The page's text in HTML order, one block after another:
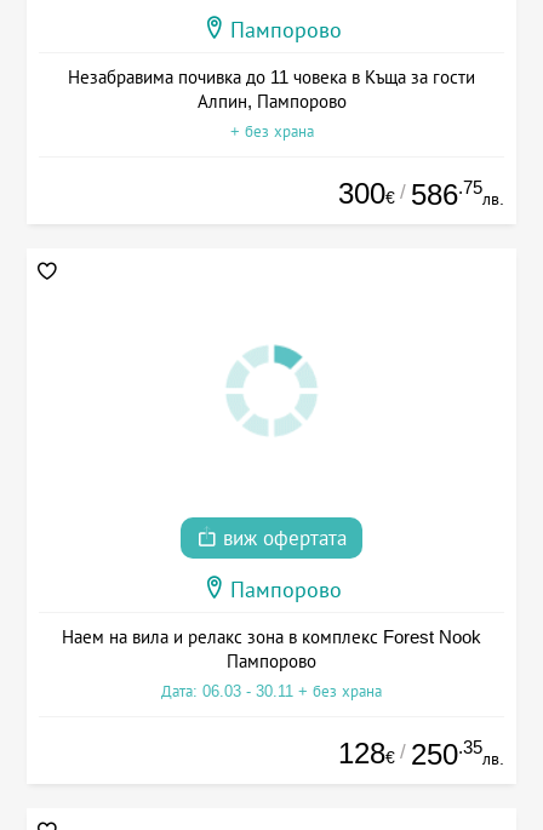
Пампорово
Незабравима почивка до 11 човека в Къща за гости
Алпин, Пампорово
+ без храна
300€ / 586.75
лв.
виж офертата
Пампорово
Наем на вила и релакс зона в комплекс Forest Nook
Пампорово
Дата: 06.03 - 30.11 + без храна
128€ / 250.35
лв.